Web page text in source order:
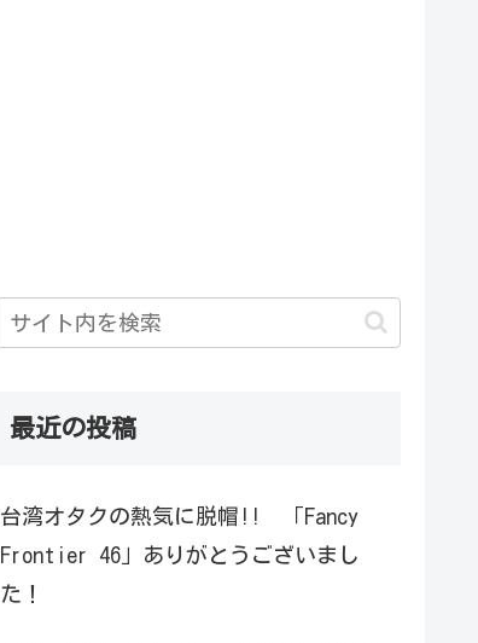
最近の投稿
台湾オタクの熱気に脱帽!! 「Fancy
Frontier 46」ありがとうございまし
た！